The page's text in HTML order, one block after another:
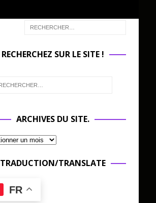
RECHERCHEZ SUR LE SITE !
ARCHIVES DU SITE.
TRADUCTION/TRANSLATE
FR